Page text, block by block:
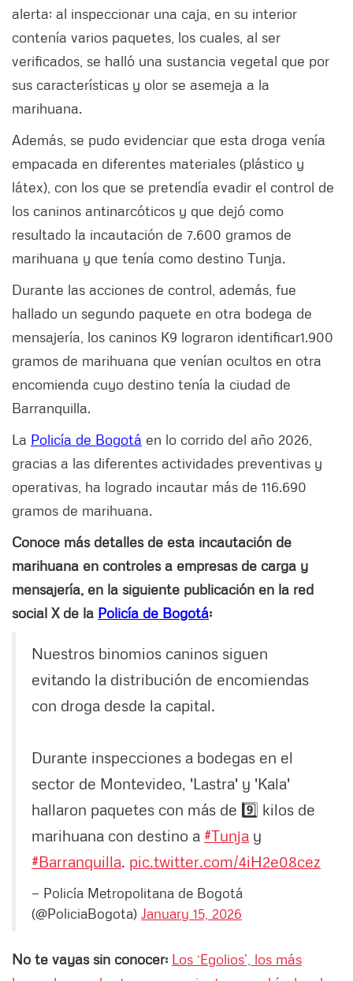
alerta; al inspeccionar una caja, en su interior
contenía varios paquetes, los cuales, al ser
verificados, se halló una sustancia vegetal que por
sus características y olor se asemeja a la
marihuana.
Además, se pudo evidenciar que esta droga venía
empacada en diferentes materiales (plástico y
látex), con los que se pretendía evadir el control de
los caninos antinarcóticos y que dejó como
resultado la incautación de 7.600 gramos de
marihuana y que tenía como destino Tunja.
Durante las acciones de control, además, fue
hallado un segundo paquete en otra bodega de
mensajería, los caninos K9 lograron identificar1.900
gramos de marihuana que venían ocultos en otra
encomienda cuyo destino tenía la ciudad de
Barranquilla.
La Policía de Bogotá en lo corrido del año 2026,
gracias a las diferentes actividades preventivas y
operativas, ha logrado incautar más de 116.690
gramos de marihuana.
Conoce más detalles de esta incautación de
marihuana en controles a empresas de carga y
mensajería, en la siguiente publicación en la red
social X de la Policía de Bogotá:
Nuestros binomios caninos siguen
evitando la distribución de encomiendas
con droga desde la capital.
Durante inspecciones a bodegas en el
sector de Montevideo, 'Lastra' y 'Kala'
hallaron paquetes con más de 9️⃣ kilos de
marihuana con destino a #Tunja y
#Barranquilla. pic.twitter.com/4iH2e08cez
— Policía Metropolitana de Bogotá
(@PoliciaBogota) January 15, 2026
No te vayas sin conocer: Los ‘Egolios’, los más